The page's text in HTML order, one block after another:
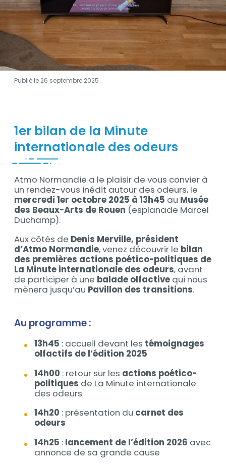
Publié le 26 septembre 2025
1er bilan de la Minute
internationale des odeurs
Contenu
Atmo Normandie a le plaisir de vous convier à
un rendez-vous inédit autour des odeurs, le
mercredi 1er octobre 2025 à 13h45 au Musée
des Beaux-Arts de Rouen (esplanade Marcel
Duchamp).
Aux côtés de Denis Merville, président
d’Atmo Normandie, venez découvrir le bilan
des premières actions poético-politiques de
La Minute internationale des odeurs, avant
de participer à une balade olfactivequi nous
mènera jusqu’au Pavillon des transitions.
Au programme :
13h45 : accueil devant les témoignages
olfactifs de l’édition 2025
14h00 : retour sur les actions poético-
politiques de La Minute internationale
des odeurs
14h20 : présentation du carnet des
odeurs
14h25 : lancement de l’édition 2026 avec
annonce de sa grande cause